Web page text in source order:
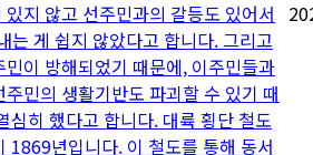
지 않고 선주민과의 갈등도 있어서
는 게 쉽지 않았다고 합니다. 그리고
이 방해되었기 때문에, 이주민들과
민의 생활기반도 파괴할 수 있기 때
심히 했다고 합니다. 대륙 횡단 철도
1869년입니다. 이 철도를 통해 동서